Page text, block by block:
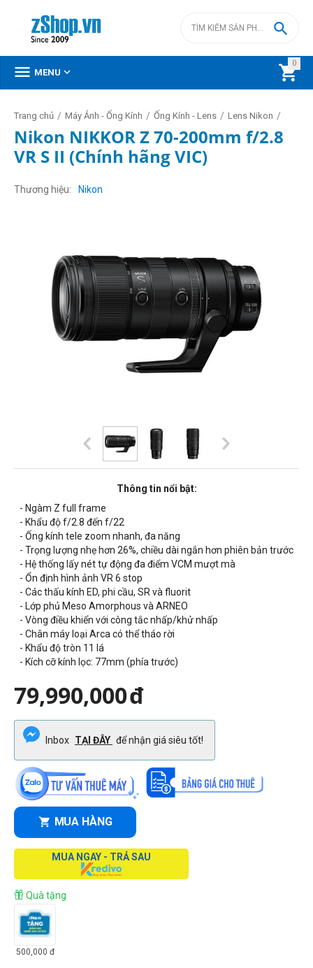
0


 MENU 
Trang chủ / Máy Ảnh - Ống Kính / Ống Kính - Lens / Lens Nikon /
Nikon NIKKOR Z 70-200mm f/2.8
VR S II (Chính hãng VIC)
Thương hiệu Nikon
Thông tin nổi bật:
- Ngàm Z full frame
- Khẩu độ f/2.8 đến f/22
- Ống kính tele zoom nhanh, đa năng
- Trọng lượng nhẹ hơn 26%, chiều dài ngắn hơn phiên bản trước
- Hệ thống lấy nét tự động đa điểm VCM mượt mà
- Ổn định hình ảnh VR 6 stop
- Các thấu kính ED, phi cầu, SR và fluorit
- Lớp phủ Meso Amorphous và ARNEO
- Vòng điều khiển với công tắc nhấp/khử nhấp
- Chân máy loại Arca có thể tháo rời
- Khẩu độ tròn 11 lá
- Kích cỡ kính lọc: 77mm (phía trước)
79,990,000đ
Inbox TẠI ĐÂY để nhận giá siêu tốt!
MUA HÀNG
MUA NGAY - TRẢ SAU
Quà tặng
500,000 đ